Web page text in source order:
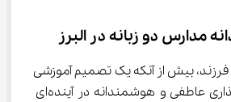
مدارس دو زبانه در البرز
بیش از آنکه یک تصمیم آموزشی
باشد، یک سرمایه‌گذاری عاطفی و هوشمندانه در آینده‌ای